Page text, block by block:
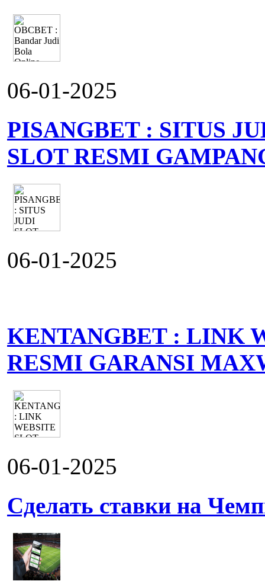
06-01-2025
PISANGBET : SITUS
SLOT RESMI
06-01-2025
KENTANGBET : LINK
RESMI GARANSI
06-01-2025
Сделать ставки на